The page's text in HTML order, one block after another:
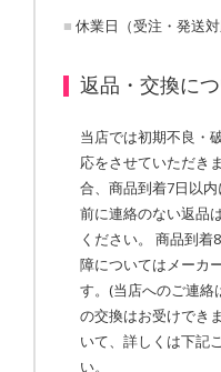
■ 休業日（受注・発送対
返品・交換に
当店では初期不良・
応をさせていただき
合、商品到着7日以
前に連絡のない返品
ください。 商品到
障についてはメーカ
す。(当店へのご連絡
の交換はお受けでき
いて、詳しくは下記
い。